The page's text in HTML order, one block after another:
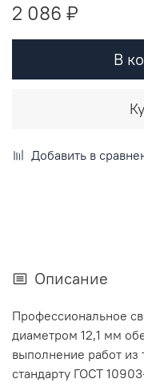
2 086 ₽
В
Добавить в
Описание
Профессиональное
диаметром 12,1 мм
выполнение работ из
стандарту ГОСТ